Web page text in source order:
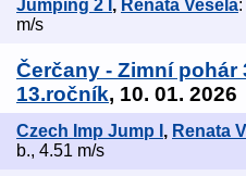
Jumping 2 I , Renata Veselá
m/s
Čerčany - Zimní pohár
13.ročník, 10. 01. 2026
Czech Imp Jump I , Renata
b., 4.51 m/s